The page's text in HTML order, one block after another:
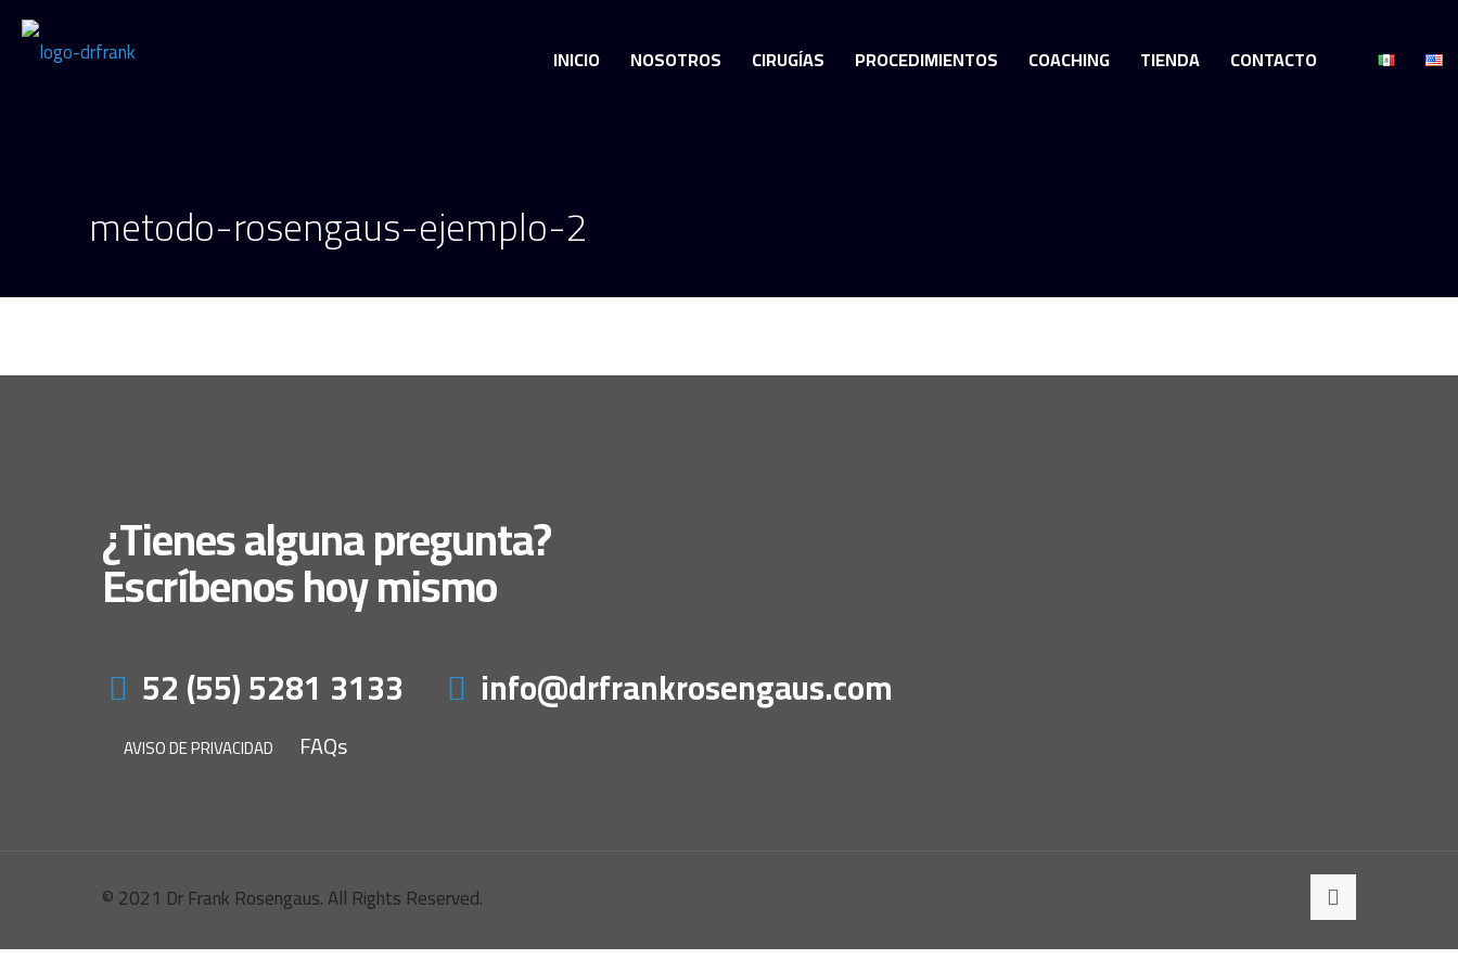
INICIO NOSOTROS CIRUGÍAS PROCEDIMIENTOS COACHING TIENDA CONTACTO
metodo-rosengaus-ejemplo-2
¿Tienes alguna pregunta?
Escríbenos hoy mismo
52 (55) 5281 3133 info@drfrankrosengaus.com
AVISO DE PRIVACIDAD FAQs
© 2021 Dr Frank Rosengaus. All Rights Reserved.